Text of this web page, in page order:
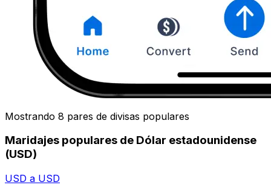
Mostrando 8 pares de divisas populares
Maridajes populares de Dólar estadounidense
(USD)
USD a USD